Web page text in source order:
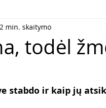
todėl
2 min. skaitymo
stabdo ir kaip jų